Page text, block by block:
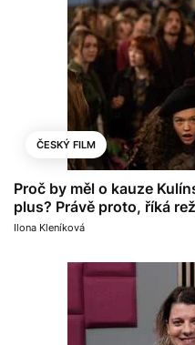
ČESKÝ FILM
Proč by měl o kauze
plus? Právě proto, říká
Ilona Kleníková